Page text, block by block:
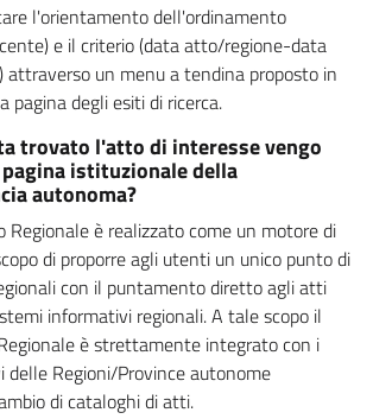
l'orientamento dell'ordinamento
e il criterio (data atto/regione-data
un menu a tendina proposto in
pagina degli esiti di ricerca.
trovato l'atto di interesse vengo
istituzionale della
autonoma?
Regionale è realizzato come un motore di
di proporre agli utenti un unico punto di
con il puntamento diretto agli atti
informativi regionali. A tale scopo il
è strettamente integrato con i
Regioni/Province autonome
di cataloghi di atti.